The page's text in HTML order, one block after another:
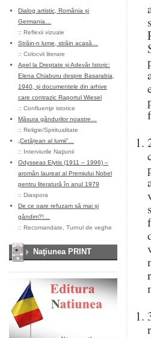
Dialog artistic, România și
Germania…
:: Reflexii vizuale
Străin-n lume, străin acasă…
:: Colocvii literare
Apel la Dreptate și Adevăr Istoric:
Elena Chiaburu despre Basarabia,
1940, și documentele din arhive
care contrazic Raportul Wiesel
:: Confluenţe istorice
Măsura gândurilor noastre…
:: Religie/Spiritualitate
„Cetățean al lumii”…
:: Interviurile Naţiunii
Odysseas Elytis (1911 – 1996) –
aromân laureat al Premiului Nobel
pentru literatură în anul 1979
:: Diaspora
De ce oare refuzam să mai și
gândim?!…
:: Recomandate Turnul de veghe
Naţiunea PRINT